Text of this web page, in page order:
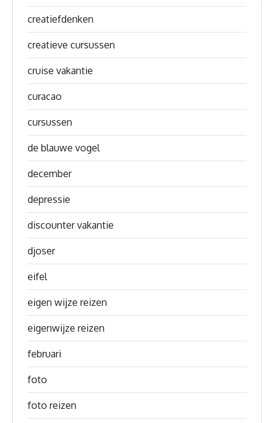
creatiefdenken
creatieve cursussen
cruise vakantie
curacao
cursussen
de blauwe vogel
december
depressie
discounter vakantie
djoser
eifel
eigen wijze reizen
eigenwijze reizen
februari
foto
foto reizen